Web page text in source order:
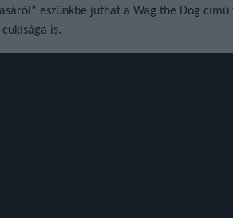
eszünkbe juthat a Wag the Dog című
is.